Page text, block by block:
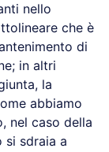
nello
che è
di
in altri
la
abbiamo
nel caso della
si sdraia a